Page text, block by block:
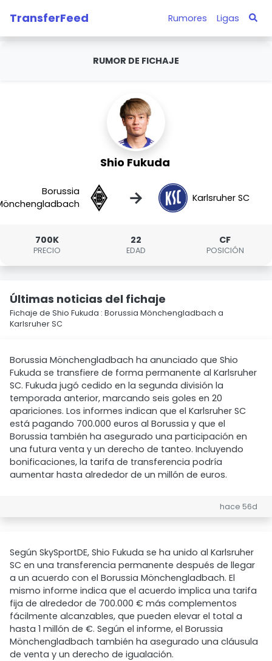
TransferFeed Rumores Ligas
RUMOR DE FICHAJE
Shio Fukuda
Borussia
→ Karlsruher SC
700K
PRECIO
22
EDAD
CF
POSICIÓN
Últimas noticias del fichaje
Fichaje de Shio Fukuda : Borussia Mönchengladbach a
Karlsruher SC
Borussia Mönchengladbach ha anunciado que Shio
Fukuda se transfiere de forma permanente al Karlsruher
SC. Fukuda jugó cedido en la segunda división la
temporada anterior, marcando seis goles en 20
apariciones. Los informes indican que el Karlsruher SC
está pagando 700.000 euros al Borussia y que el
Borussia también ha asegurado una participación en
una futura venta y un derecho de tanteo. Incluyendo
bonificaciones, la tarifa de transferencia podría
aumentar hasta alrededor de un millón de euros.
hace 56d
Según SkySportDE, Shio Fukuda se ha unido al Karlsruher
SC en una transferencia permanente después de llegar
a un acuerdo con el Borussia Mönchengladbach. El
mismo informe indica que el acuerdo implica una tarifa
fija de alrededor de 700.000 € más complementos
fácilmente alcanzables, que pueden elevar el total a
hasta 1 millón de €. Según el informe, el Borussia
Mönchengladbach también ha asegurado una cláusula
de venta y un derecho de igualación.